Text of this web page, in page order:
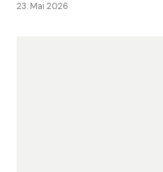
23. Mai 2026